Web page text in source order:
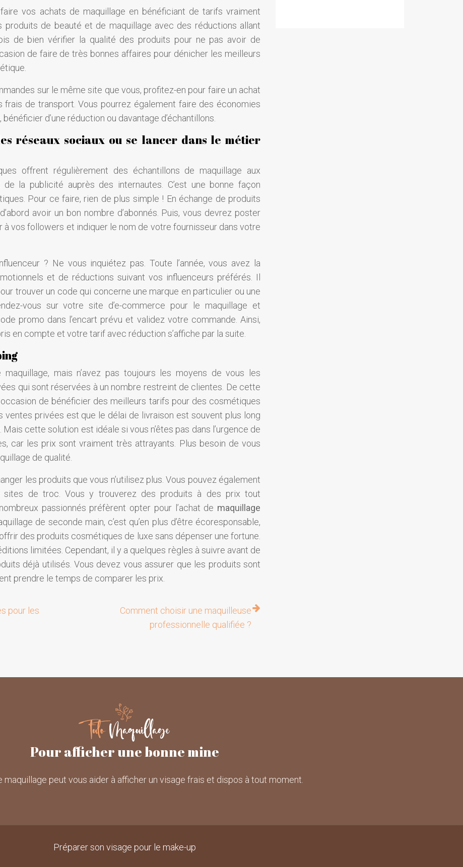
vos achats de maquillage en bénéficiant de tarifs vraiment
produits de beauté et de maquillage avec des réductions allant
de bien vérifier la qualité des produits pour ne pas avoir de
de faire de très bonnes affaires pour dénicher les meilleurs
sur le même site que vous, profitez-en pour faire un achat
frais de transport. Vous pourrez également faire des économies
d’une réduction ou davantage d’échantillons.
réseaux sociaux ou se lancer dans le métier
offrent régulièrement des échantillons de maquillage aux
la publicité auprès des internautes. C’est une bonne façon
Pour ce faire, rien de plus simple ! En échange de produits
avoir un bon nombre d’abonnés. Puis, vous devrez poster
vos followers et indiquer le nom de votre fournisseur dans votre
? Ne vous inquiétez pas. Toute l’année, vous avez la
et de réductions suivant vos influenceurs préférés. Il
trouver un code qui concerne une marque en particulier ou une
vous sur votre site d’e-commerce pour le maquillage et
promo dans l’encart prévu et validez votre commande. Ainsi,
en compte et votre tarif avec réduction s’affiche par la suite.
mais n’avez pas toujours les moyens de vous les
qui sont réservées à un nombre restreint de clientes. De cette
de bénéficier des meilleurs tarifs pour des cosmétiques
ventes privées est que le délai de livraison est souvent plus long
cette solution est idéale si vous n’êtes pas dans l’urgence de
car les prix sont vraiment très attrayants. Plus besoin de vous
de qualité.
les produits que vous n’utilisez plus. Vous pouvez également
sites de troc. Vous y trouverez des produits à des prix tout
passionnés préfèrent opter pour l’achat de maquillage
de seconde main, c’est qu’en plus d’être écoresponsable,
des produits cosmétiques de luxe sans dépenser une fortune.
limitées. Cependant, il y a quelques règles à suivre avant de
déjà utilisés. Vous devez vous assurer que les produits sont
prendre le temps de comparer les prix.
pour les
Comment choisir une maquilleuse
professionnelle qualifiée ?
Pour afficher une bonne mine
maquillage peut vous aider à afficher un visage frais et dispos à tout moment.
Préparer son visage pour le make-up